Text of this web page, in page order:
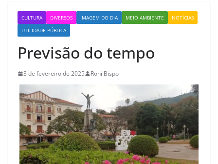
CULTURA DIVERSOS IMAGEM DO DIA MEIO AMBIENTE
NOTÍCIAS
UTILIDADE PÚBLICA
Previsão do tempo
3 de fevereiro de 2025 Roni Bispo